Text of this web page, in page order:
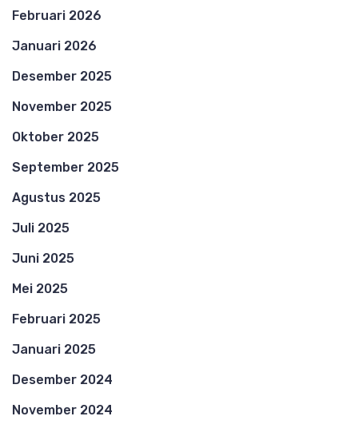
Februari 2026
Januari 2026
Desember 2025
November 2025
Oktober 2025
September 2025
Agustus 2025
Juli 2025
Juni 2025
Mei 2025
Februari 2025
Januari 2025
Desember 2024
November 2024